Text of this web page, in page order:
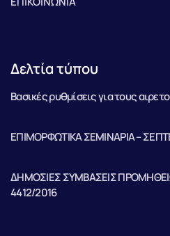
Δελτία τύπου
Βασικές ρυθμίσεις για τους
ΕΠΙΜΟΡΦΩΤΙΚΑ ΣΕΜΙΝΑΡΙΑ –
ΔΗΜΟΣΙΕΣ ΣΥΜΒΑΣΕΙΣ
4412/2016